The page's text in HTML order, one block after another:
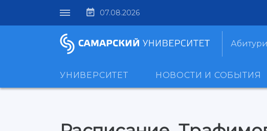
07.08.2026
УНИВЕРСИТЕТ НОВОСТИ И СОБЫТИЯ